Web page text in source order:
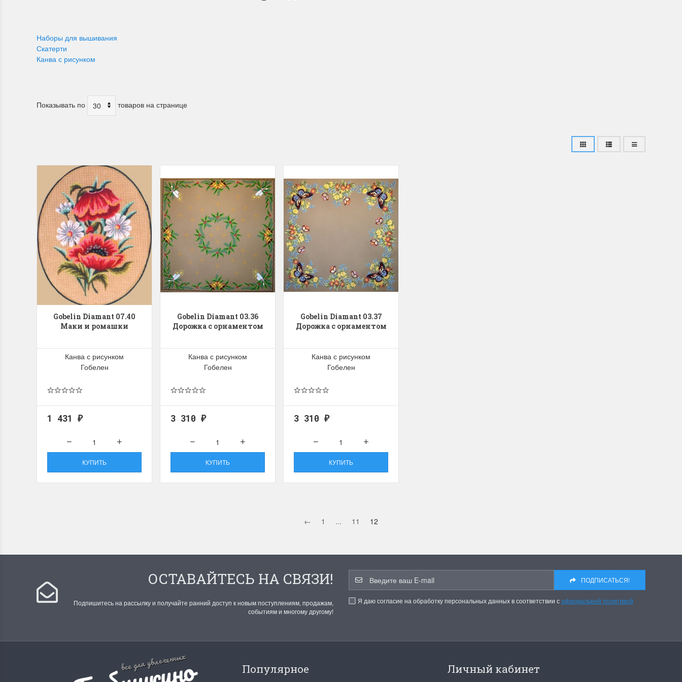
Наборы для вышивания
Скатерти
Канва с рисунком
Показывать по товаров на странице
Gobelin Diamant 07.40
Маки и ромашки
Канва с рисунком
Гобелен
1 431 ₽
КУПИТЬ
Gobelin Diamant 03.36
Дорожка с орнаментом
Канва с рисунком
Гобелен
3 310 ₽
КУПИТЬ
Gobelin Diamant 03.37
Дорожка с орнаментом
Канва с рисунком
Гобелен
3 310 ₽
КУПИТЬ
← 1 ... 11 12
ОСТАВАЙТЕСЬ НА СВЯЗИ!
Подпишитесь на рассылку и получайте ранний доступ к новым поступлениям, продажам,
событиям и многому другому!
ПОДПИСАТЬСЯ!
Я даю согласие на обработку персональных данных в соответствии софициальной политикой
все для увлеченных Популярное Личный кабинет